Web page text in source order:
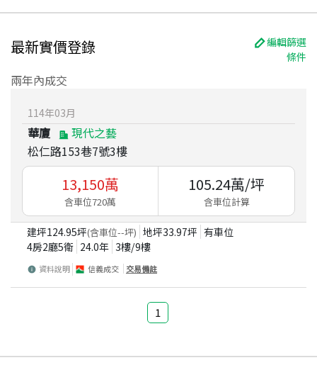
最新實價登錄
編輯篩選
條件
兩年內成交
114年03月
華廈
現代之藝
松仁路153巷7號3樓
13,150萬
含車位720萬
105.24萬/坪
含車位計算
建坪124.95坪(含車位--坪) 地坪33.97坪 有車位
4房2廳5衛 24.0年 3樓/9樓
資料說明 信義成交 交易備註
1